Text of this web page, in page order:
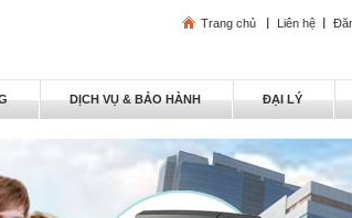
Trang chủ Liên hệ
DỊCH VỤ & BẢO HÀNH ĐẠI LÝ